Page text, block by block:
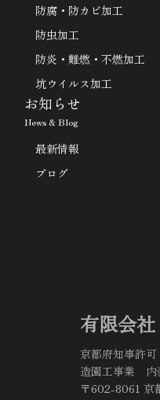
有限会
京都府知事許
造園工事業 内
〒602-8061 京
防腐・防カビ加工
防虫加工
防炎・難燃・不燃加工
坑ウイルス加工
お知らせ
News & Blog
最新情報
ブログ